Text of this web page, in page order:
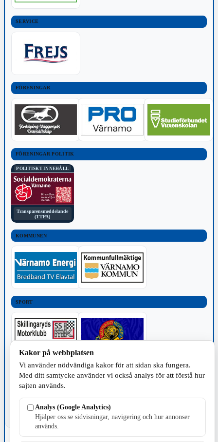
SERVICE
FÖRENINGAR
FÖRENINGAR POLITIK
POLITISKT INNEHÅLL
Transparensmeddelande
(TTPA)
KOMMUNEN
SPORT
TILLVERKNING
Kakor på webbplatsen
Vi använder nödvändiga kakor för att sidan ska fungera.
Med ditt samtycke använder vi också analys för att förstå hur
sajten används.
Analys (Google Analytics)
Hjälper oss se sidvisningar, navigering och hur annonser
används.